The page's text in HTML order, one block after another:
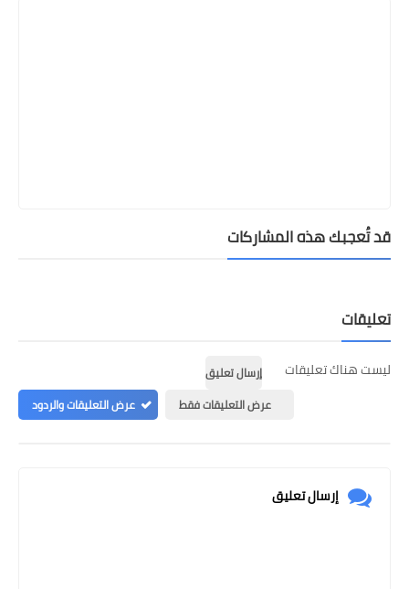
قد تُعجبك هذه المشاركات
تعليقات
ليست هناك تعليقات
إرسال تعليق
عرض التعليقات فقط
عرض التعليقات والردود
إرسال تعليق